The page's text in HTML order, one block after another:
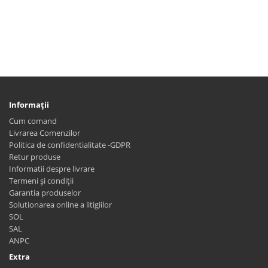
Informaţii
Cum comand
Livrarea Comenzilor
Politica de confidentialitate -GDPR
Retur produse
Informatii despre livrare
Termeni și condiții
Garantia produselor
Solutionarea online a litigiilor
SOL
SAL
ANPC
Extra